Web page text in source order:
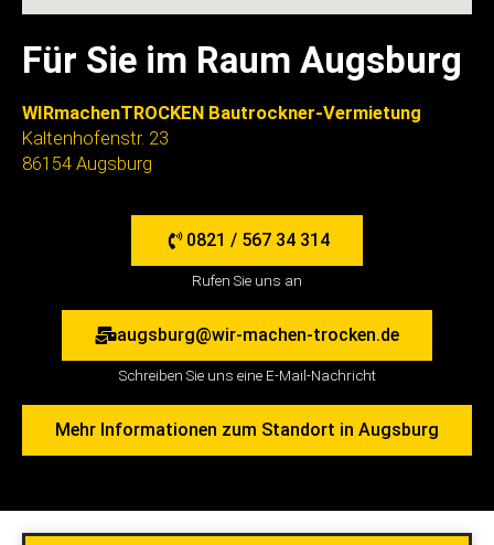
Für Sie im Raum Augsburg
WIRmachenTROCKEN Bautrockner-Vermietung
Kaltenhofenstr. 23
86154 Augsburg
0821 / 567 34 314
Rufen Sie uns an
augsburg@wir-machen-trocken.de
Schreiben Sie uns eine E-Mail-Nachricht
Mehr Informationen zum Standort in Augsburg